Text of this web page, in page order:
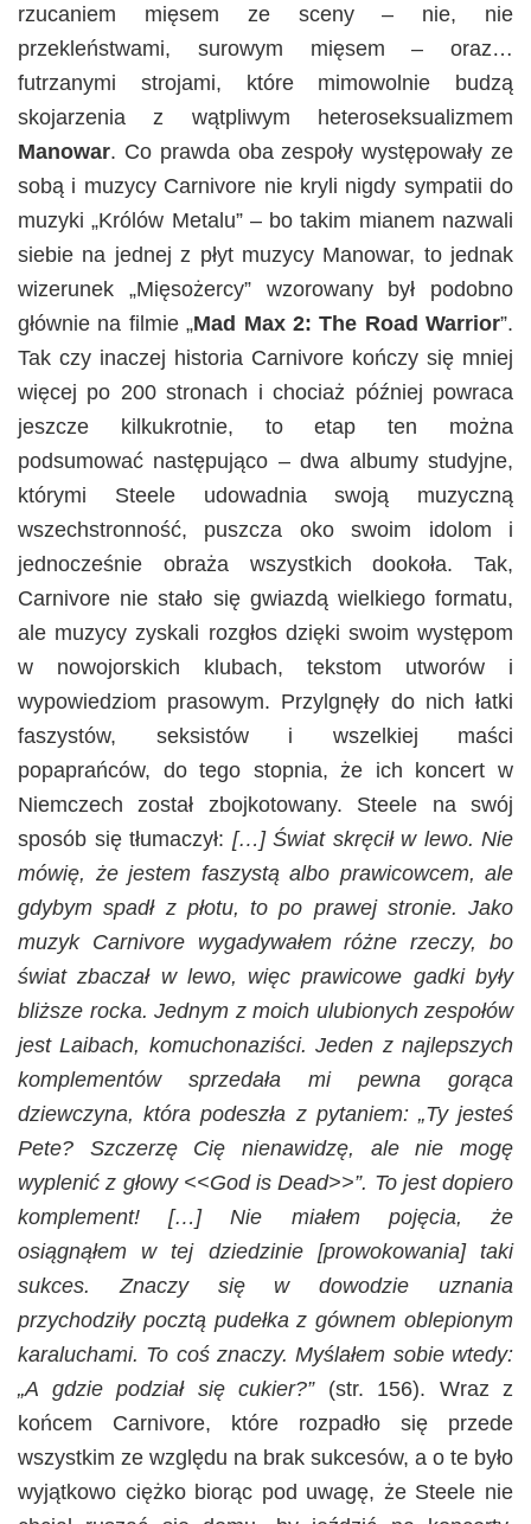
rzucaniem mięsem ze sceny – nie, nie
przekleństwami, surowym mięsem – oraz…
futrzanymi strojami, które mimowolnie budzą
skojarzenia z wątpliwym heteroseksualizmem
Manowar. Co prawda oba zespoły występowały ze
sobą i muzycy Carnivore nie kryli nigdy sympatii do
muzyki „Królów Metalu” – bo takim mianem nazwali
siebie na jednej z płyt muzycy Manowar, to jednak
wizerunek „Mięsożercy” wzorowany był podobno
głównie na filmie „Mad Max 2: The Road Warrior”.
Tak czy inaczej historia Carnivore kończy się mniej
więcej po 200 stronach i chociaż później powraca
jeszcze kilkukrotnie, to etap ten można
podsumować następująco – dwa albumy studyjne,
którymi Steele udowadnia swoją muzyczną
wszechstronność, puszcza oko swoim idolom i
jednocześnie obraża wszystkich dookoła. Tak,
Carnivore nie stało się gwiazdą wielkiego formatu,
ale muzycy zyskali rozgłos dzięki swoim występom
w nowojorskich klubach, tekstom utworów i
wypowiedziom prasowym. Przylgnęły do nich łatki
faszystów, seksistów i wszelkiej maści
popaprańców, do tego stopnia, że ich koncert w
Niemczech został zbojkotowany. Steele na swój
sposób się tłumaczył: […] Świat skręcił w lewo. Nie
mówię, że jestem faszystą albo prawicowcem, ale
gdybym spadł z płotu, to po prawej stronie. Jako
muzyk Carnivore wygadywałem różne rzeczy, bo
świat zbaczał w lewo, więc prawicowe gadki były
bliższe rocka. Jednym z moich ulubionych zespołów
jest Laibach, komuchonaziści. Jeden z najlepszych
komplementów sprzedała mi pewna gorąca
dziewczyna, która podeszła z pytaniem: „Ty jesteś
Pete? Szczerzę Cię nienawidzę, ale nie mogę
wyplenić z głowy <<God is Dead>>”. To jest dopiero
komplement! […] Nie miałem pojęcia, że
osiągnąłem w tej dziedzinie [prowokowania] taki
sukces. Znaczy się w dowodzie uznania
przychodziły pocztą pudełka z gównem oblepionym
karaluchami. To coś znaczy. Myślałem sobie wtedy:
„A gdzie podział się cukier?”(str. 156). Wraz z
końcem Carnivore, które rozpadło się przede
wszystkim ze względu na brak sukcesów, a o te było
wyjątkowo ciężko biorąc pod uwagę, że Steele nie